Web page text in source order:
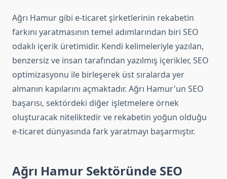
Ağrı Hamur gibi e-ticaret şirketlerinin rekabetin
farkını yaratmasının temel adımlarından biri SEO
odaklı içerik üretimidir. Kendi kelimeleriyle yazılan,
benzersiz ve insan tarafından yazılmış içerikler, SEO
optimizasyonu ile birleşerek üst sıralarda yer
almanın kapılarını açmaktadır. Ağrı Hamur'un SEO
başarısı, sektördeki diğer işletmelere örnek
oluşturacak niteliktedir ve rekabetin yoğun olduğu
e-ticaret dünyasında fark yaratmayı başarmıştır.
Ağrı Hamur Sektöründe SEO